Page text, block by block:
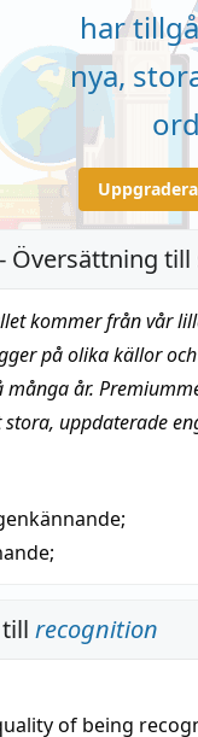
har
nya,
- Översättning till
kommer från vår
på olika källor
många år.
uppdaterade
;
;
recognition
of being